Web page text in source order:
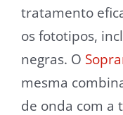
tratamento
os fototipos,
negras. O
mesma
de onda com a